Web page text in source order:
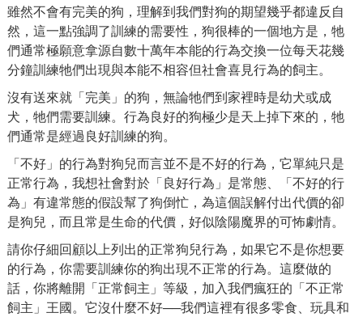
雖然不會有完美的狗，理解到我們對狗的期望幾乎都違反自
然，這一點強調了訓練的需要性，狗很棒的一個地方是，牠
們通常極願意拿源自數十萬年本能的行為交換一位每天花幾
分鐘訓練牠們出現與本能不相容但社會喜見行為的飼主。
沒有送來就「完美」的狗，無論牠們到家裡時是幼犬或成
犬，牠們需要訓練。行為良好的狗極少是天上掉下來的，牠
們通常是經過良好訓練的狗。
「不好」的行為對狗兒而言並不是不好的行為，它單純只是
正常行為，我想社會對於「良好行為」是常態、「不好的行
為」有違常態的假設幫了狗倒忙，為這個誤解付出代價的卻
是狗兒，而且常是生命的代價，好似陰陽魔界的可怖劇情。
請你仔細回顧以上列出的正常狗兒行為，如果它不是你想要
的行為，你需要訓練你的狗出現不正常的行為。這麼做的
話，你將離開「正常飼主」等級，加入我們瘋狂的「不正常
飼主」王國。它沒什麼不好──我們這裡有很多零食、玩具和